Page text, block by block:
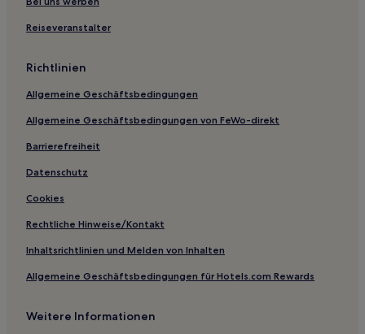
Ferienwohnungen in Grosser Teich
Hotels mit Parkplatz in Neuhaus am Rennweg
Hotels mit Parkplatz in Fahner Höhe
Hotels mit Parkplatz in Harztor
Hotels mit Parkplatz in Mühlhausen/Thüringen
Familien in Oberhof
Haustierfreundliche in Suhl
Hotels mit inbegriffenem Frühstück in Gotha
Haustierfreundliche in Masserberg
Hotels mit Küchenzeile in Thüringen
Reiseveranstalter
Richtlinien
Allgemeine Geschäftsbedingungen
Allgemeine Geschäftsbedingungen von FeWo-direkt
Barrierefreiheit
Datenschutz
Cookies
Rechtliche Hinweise/Kontakt
Inhaltsrichtlinien und Melden von Inhalten
Allgemeine Geschäftsbedingungen für Hotels.com Rewards
Weitere Informationen